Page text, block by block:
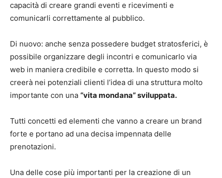
capacità di creare grandi eventi e ricevimenti e
comunicarli correttamente al pubblico.
Di nuovo: anche senza possedere budget stratosferici, è
possibile organizzare degli incontri e comunicarlo via
web in maniera credibile e corretta. In questo modo si
creerà nei potenziali clienti l’idea di una struttura molto
importante con una “vita mondana” sviluppata.
Tutti concetti ed elementi che vanno a creare un brand
forte e portano ad una decisa impennata delle
prenotazioni.
Una delle cose più importanti per la creazione di un